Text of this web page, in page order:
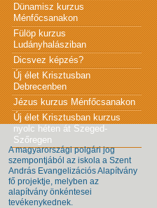
Dünamisz kurzus
Ménfőcsanakon
Fülöp kurzus
Ludányhalásziban
Dicsvez képzés?
Új élet Krisztusban
Debrecenben
Jézus kurzus Ménfőcsanakon
Új élet Krisztusban kurzus
nyolc héten át Szeged-
Szőregen
A magyarországi polgári jog
szempontjából az iskola a Szent
András Evangelizációs Alapítvány
fő projektje, melyben az
alapítvány önkéntesei
tevékenykednek.